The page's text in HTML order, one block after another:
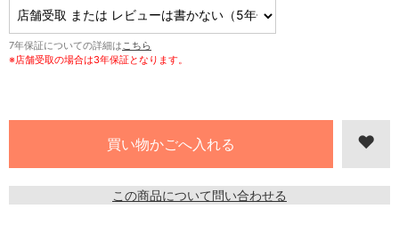
7年保証についての詳細は こちら
※店舗受取の場合は3年保証となります。
この商品について問い合わせる